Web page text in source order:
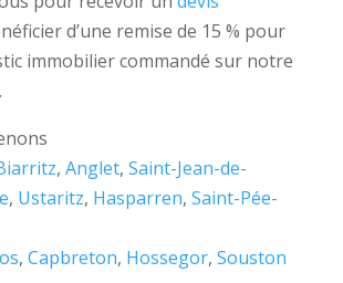
d’une remise de 15 % pour
immobilier commandé sur notre
, Anglet, Saint-Jean-de-
, Ustaritz, Hasparren, Saint-Pée-
, Capbreton, Hossegor, Souston